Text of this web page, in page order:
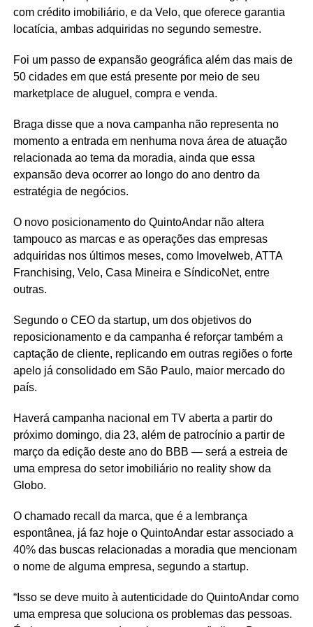
com crédito imobiliário, e da Velo, que oferece garantia
locatícia, ambas adquiridas no segundo semestre.
Foi um passo de expansão geográfica além das mais de
50 cidades em que está presente por meio de seu
marketplace de aluguel, compra e venda.
Braga disse que a nova campanha não representa no
momento a entrada em nenhuma nova área de atuação
relacionada ao tema da moradia, ainda que essa
expansão deva ocorrer ao longo do ano dentro da
estratégia de negócios.
O novo posicionamento do QuintoAndar não altera
tampouco as marcas e as operações das empresas
adquiridas nos últimos meses, como Imovelweb, ATTA
Franchising, Velo, Casa Mineira e SíndicoNet, entre
outras.
Segundo o CEO da startup, um dos objetivos do
reposicionamento e da campanha é reforçar também a
captação de cliente, replicando em outras regiões o forte
apelo já consolidado em São Paulo, maior mercado do
país.
Haverá campanha nacional em TV aberta a partir do
próximo domingo, dia 23, além de patrocínio a partir de
março da edição deste ano do BBB — será a estreia de
uma empresa do setor imobiliário no reality show da
Globo.
O chamado recall da marca, que é a lembrança
espontânea, já faz hoje o QuintoAndar estar associado a
40% das buscas relacionadas a moradia que mencionam
o nome de alguma empresa, segundo a startup.
“Isso se deve muito à autenticidade do QuintoAndar como
uma empresa que soluciona os problemas das pessoas.